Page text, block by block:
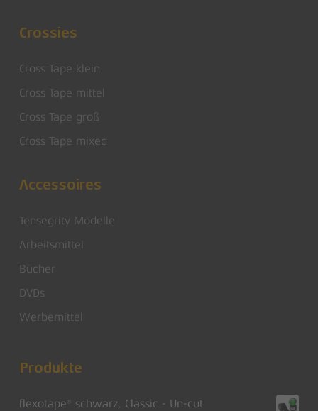
Crossies
Cross Tape klein
Cross Tape mittel
Cross Tape groß
Cross Tape mixed
Accessoires
Tensegrity Modelle
Arbeitsmittel
Bücher
DVDs
Werbemittel
Produkte
flexotape® schwarz, Classic - Un-cut